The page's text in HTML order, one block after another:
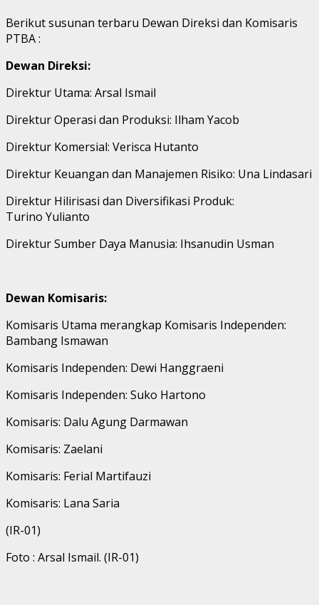
Berikut susunan terbaru Dewan Direksi dan Komisaris
PTBA :
Dewan Direksi:
Direktur Utama: Arsal Ismail
Direktur Operasi dan Produksi: Ilham Yacob
Direktur Komersial: Verisca Hutanto
Direktur Keuangan dan Manajemen Risiko: Una Lindasari
Direktur Hilirisasi dan Diversifikasi Produk:
Turino Yulianto
Direktur Sumber Daya Manusia: Ihsanudin Usman
Dewan Komisaris:
Komisaris Utama merangkap Komisaris Independen:
Bambang Ismawan
Komisaris Independen: Dewi Hanggraeni
Komisaris Independen: Suko Hartono
Komisaris: Dalu Agung Darmawan
Komisaris: Zaelani
Komisaris: Ferial Martifauzi
Komisaris: Lana Saria
(IR-01)
Foto : Arsal Ismail. (IR-01)